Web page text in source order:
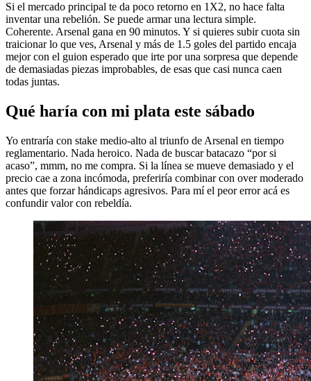
Si el mercado principal te da poco retorno en 1X2, no hace falta
inventar una rebelión. Se puede armar una lectura simple.
Coherente. Arsenal gana en 90 minutos. Y si quieres subir cuota sin
traicionar lo que ves, Arsenal y más de 1.5 goles del partido encaja
mejor con el guion esperado que irte por una sorpresa que depende
de demasiadas piezas improbables, de esas que casi nunca caen
todas juntas.
Qué haría con mi plata este sábado
Yo entraría con stake medio-alto al triunfo de Arsenal en tiempo
reglamentario. Nada heroico. Nada de buscar batacazo “por si
acaso”, mmm, no me compra. Si la línea se mueve demasiado y el
precio cae a zona incómoda, preferiría combinar con over moderado
antes que forzar hándicaps agresivos. Para mí el peor error acá es
confundir valor con rebeldía.